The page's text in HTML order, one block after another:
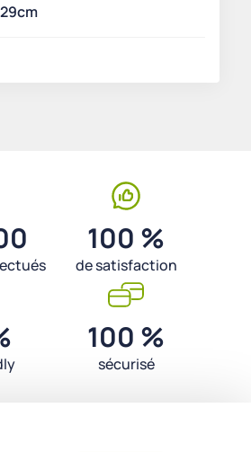
100 %
de satisfaction
100 %
sécurisé